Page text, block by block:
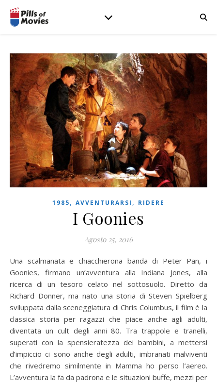
1985, AVVENTURARSI , RIDERE
I Goonies
Agosto 25, 2016
Una scalmanata e chiacchierona banda di Peter Pan, i
Goonies, firmano un’avventura alla Indiana Jones, alla
ricerca di un tesoro celato nel sottosuolo. Diretto da
Richard Donner, ma nato una storia di Steven Spielberg
sviluppata dalla sceneggiatura di Chris Columbus, il film è la
classica storia per ragazzi che piace anche agli adulti,
diventata un cult degli anni 80. Tra trappole e tranelli,
superati con la spensieratezza dei bambini, a mettersi
d’impiccio ci sono anche degli adulti, imbranati malviventi
che rivedremo similmente in Mamma ho perso l’aereo.
L’avventura la fa da padrona e le situazioni buffe, mezzi per